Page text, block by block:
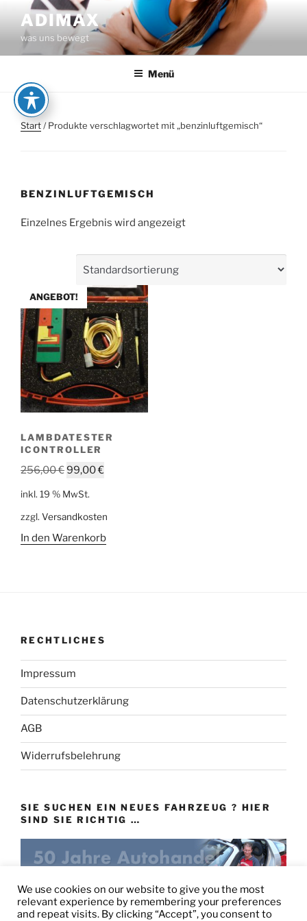
Inhalt
springen
ADIMAX
was uns bewegt
Menü
Start/ Produkte verschlagwortet mit „benzinluftgemisch“
BENZINLUFTGEMISCH
Einzelnes Ergebnis wird angezeigt
ANGEBOT!
LAMBDATESTER
ICONTROLLER
256,00€Ursprünglicher
256,00 €
99,00€Aktueller
99,00 €.
inkl. 19 % MwSt.
zzgl. Versandkosten
In den Warenkorb
RECHTLICHES
Impressum
Datenschutzerklärung
AGB
Widerrufsbelehrung
SIE SUCHEN EIN NEUES FAHRZEUG ? HIER
SIND SIE RICHTIG …
eu-autovertrieb.de
We use cookies on our website to give you the most
relevant experience by remembering your preferences
and repeat visits. By clicking “Accept”, you consent to